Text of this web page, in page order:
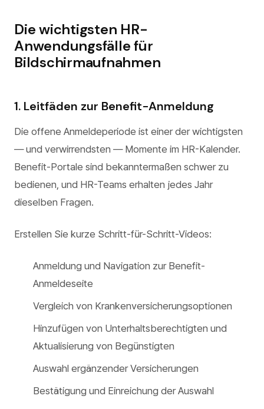
Die wichtigsten HR-
Anwendungsfälle für
Bildschirmaufnahmen
1. Leitfäden zur Benefit-Anmeldung
Die offene Anmeldeperiode ist einer der wichtigsten
— und verwirrendsten — Momente im HR-Kalender.
Benefit-Portale sind bekanntermaßen schwer zu
bedienen, und HR-Teams erhalten jedes Jahr
dieselben Fragen.
Erstellen Sie kurze Schritt-für-Schritt-Videos:
Anmeldung und Navigation zur Benefit-
Anmeldeseite
Vergleich von Krankenversicherungsoptionen
Hinzufügen von Unterhaltsberechtigten und
Aktualisierung von Begünstigten
Auswahl ergänzender Versicherungen
Bestätigung und Einreichung der Auswahl